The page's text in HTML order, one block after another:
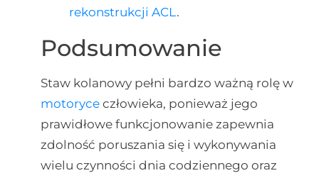
rekonstrukcji ACL.
Podsumowanie
Staw kolanowy pełni bardzo ważną rolę w
motoryceczłowieka, ponieważ jego
prawidłowe funkcjonowanie zapewnia
zdolność poruszania się i wykonywania
wielu czynności dnia codziennego oraz